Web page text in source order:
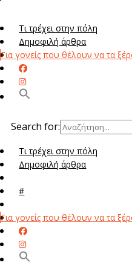
Τι τρέχει στην πόλη
Δημοφιλή άρθρα
Για γονείς που θέλουν να τα
Search for:
Τι τρέχει στην πόλη
Δημοφιλή άρθρα
#
Για γονείς που θέλουν να τα